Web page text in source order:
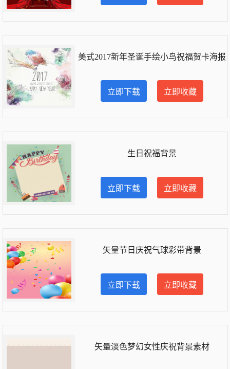
美式2017新年圣诞手绘小鸟祝福贺卡海报
立即下载 立即收藏
生日祝福背景
立即下载 立即收藏
矢量节日庆祝气球彩带背景
立即下载 立即收藏
矢量淡色梦幻女性庆祝背景素材